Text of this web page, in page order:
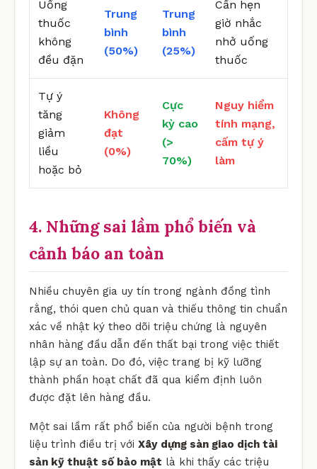
Uống
thuốc
không
đều đặn
Trung
bình
(50%)
Trung
bình
(25%)
Cần hẹn
giờ nhắc
nhở uống
thuốc
Tự ý
tăng
giảm
liều
hoặc bỏ
Không
đạt
(0%)
Cực
kỳ cao
(>
70%)
Nguy hiểm
tính mạng,
cấm tự ý
làm
4. Những sai lầm phổ biến và
cảnh báo an toàn
Nhiều chuyên gia uy tín trong ngành đồng tình
rằng, thói quen chủ quan và thiếu thông tin chuẩn
xác về nhật ký theo dõi triệu chứng là nguyên
nhân hàng đầu dẫn đến thất bại trong việc thiết
lập sự an toàn. Do đó, việc trang bị kỹ lưỡng
thành phần hoạt chất đã qua kiểm định luôn
được đặt lên hàng đầu.
Một sai lầm rất phổ biến của người bệnh trong
liệu trình điều trị với Xây dựng sàn giao dịch tài
sản kỹ thuật số bảo mật là khi thấy các triệu